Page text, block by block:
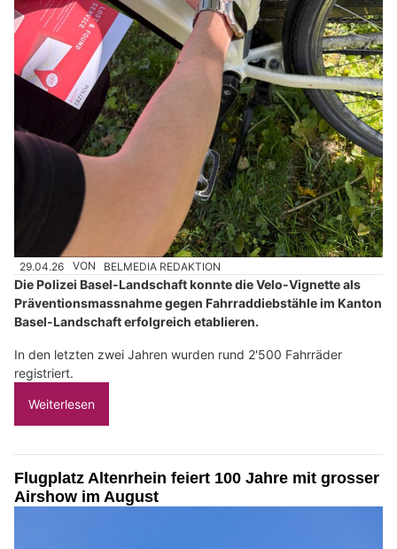
29.04.26 VON BELMEDIA REDAKTION
Die Polizei Basel-Landschaft konnte die Velo-Vignette als
Präventionsmassnahme gegen Fahrraddiebstähle im Kanton
Basel-Landschaft erfolgreich etablieren.
In den letzten zwei Jahren wurden rund 2'500 Fahrräder
registriert.
Weiterlesen
Flugplatz Altenrhein feiert 100 Jahre mit grosser
Airshow im August